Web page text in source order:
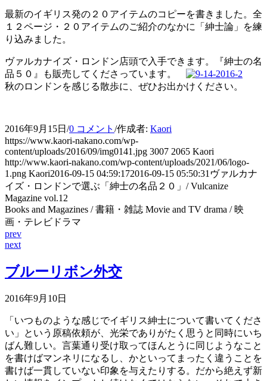
最新のイギリス発の２０アイテムのコピーを書きました。全
１２ページ・２０アイテムのご紹介のなかに「紳士論」を練
り込みました。
ヴァルカナイズ・ロンドン店頭で入手できます。『紳士の名
品５０』も販売してくださっています。
秋のロンドンを感じる散歩に、ぜひお出かけください。
2016年9月15日 /0 コメント /作成者: Kaori
https://www.kaori-nakano.com/wp-
content/uploads/2016/09/img0141.jpg 3007 2065 Kaori
http://www.kaori-nakano.com/wp-content/uploads/2021/06/logo-
1.png Kaori2016-09-15 04:59:172016-09-15 05:50:31 ヴァルカナ
イズ・ロンドンで選ぶ「紳士の名品２０」/ Vulcanize
Magazine vol.12
Books and Magazines / 書籍・雑誌 Movie and TV drama / 映
画・テレビドラマ
prev
next
ブルーリボン外交
2016年9月10日
「いつものような感じでイギリス紳士について書いてくださ
い」という原稿依頼が、光栄でありがたく思うと同時にいち
ばん難しい。言葉通り受け取ってほんとうに同じようなこと
を書けばマンネリになるし、かといってまったく違うことを
書けば一貫していない印象を与えたりする。だから絶えず新